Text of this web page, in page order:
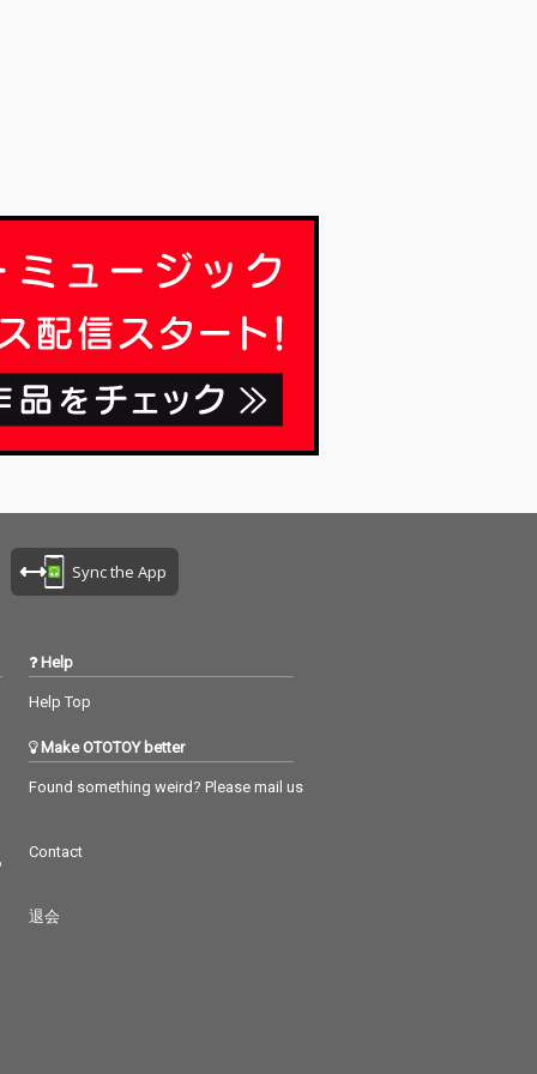
Sync the App
Help
Help Top
Make OTOTOY better
Found something weird? Please mail us
Contact
退会